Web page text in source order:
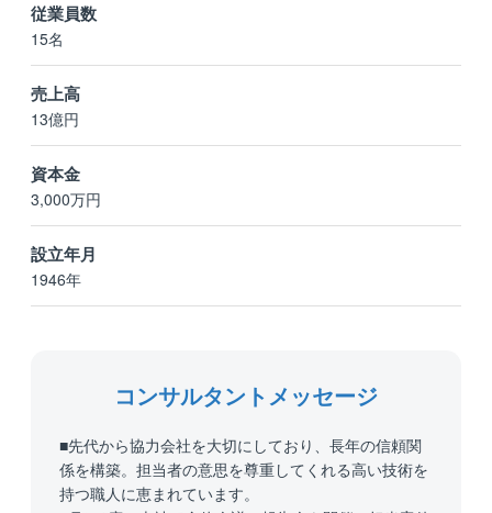
設立年月
1946年
資本金
3,000万円
売上高
13億円
従業員数
15名
コンサルタントメッセージ
■先代から協力会社を大切にしており、長年の信頼関
係を構築。担当者の意思を尊重してくれる高い技術を
持つ職人に恵まれています。